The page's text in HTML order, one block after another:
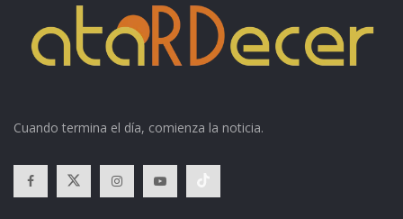
Cuando termina el día, comienza la noticia.